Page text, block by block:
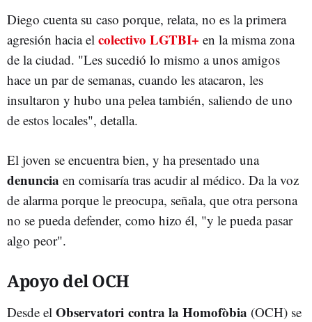
Diego cuenta su caso porque, relata, no es la primera
agresión hacia el colectivo LGTBI+ en la misma zona
de la ciudad. "Les sucedió lo mismo a unos amigos
hace un par de semanas, cuando les atacaron, les
insultaron y hubo una pelea también, saliendo de uno
de estos locales", detalla.
El joven se encuentra bien, y ha presentado una
denuncia en comisaría tras acudir al médico. Da la voz
de alarma porque le preocupa, señala, que otra persona
no se pueda defender, como hizo él, "y le pueda pasar
algo peor".
Apoyo del OCH
Desde el Observatori contra la Homofòbia (OCH) se